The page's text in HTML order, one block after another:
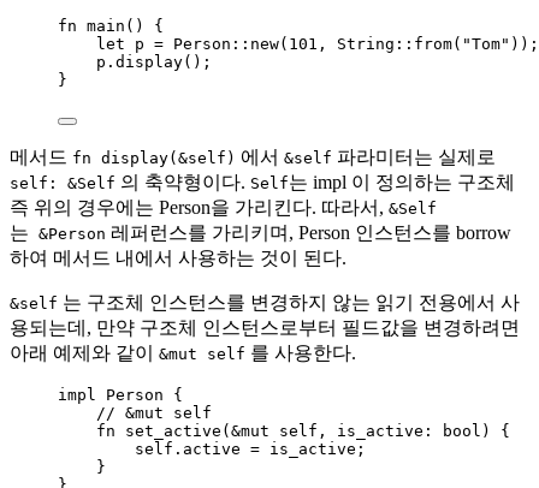
fn main () {
let
p = Person :: new( 101 , String :: from( "Tom" ));
p . display();
}
메서드 fn display(&self) 에서 &self 파라미터는 실제로
self: &Self 의 축약형이다. Self는 impl 이 정의하는 구조체
즉 위의 경우에는 Person을 가리킨다. 따라서, &Self
는 &Person 레퍼런스를 가리키며, Person 인스턴스를 borrow
하여 메서드 내에서 사용하는 것이 된다.
&self 는 구조체 인스턴스를 변경하지 않는 읽기 전용에서 사
용되는데, 만약 구조체 인스턴스로부터 필드값을 변경하려면
아래 예제와 같이 &mut self 를 사용한다.
impl
Person {
// &mut self
fn
set_active (&mut self , is_active :
bool) {
self. active = is_active ;
}